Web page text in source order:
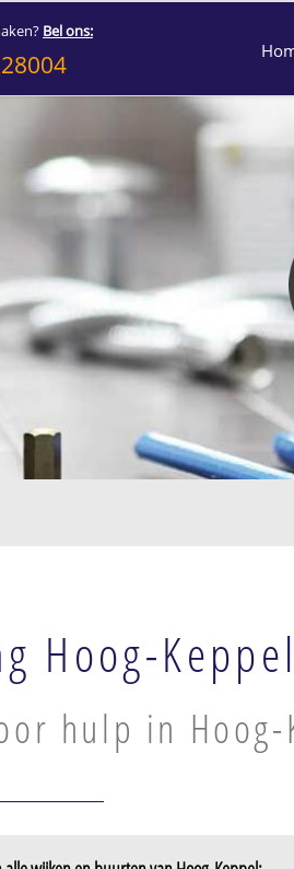
Bel ons:
Hoog-Keppel
hulp in Hoog-